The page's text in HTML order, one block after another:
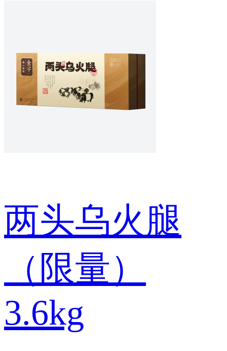
两头乌火腿
（限量）
3.6kg